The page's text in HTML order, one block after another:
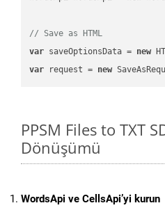
// Save as HTML
var saveOptionsData = new
var request = new
PPSM Files to TXT
Dönüşümü
WordsApi ve CellsApi’yi kurun